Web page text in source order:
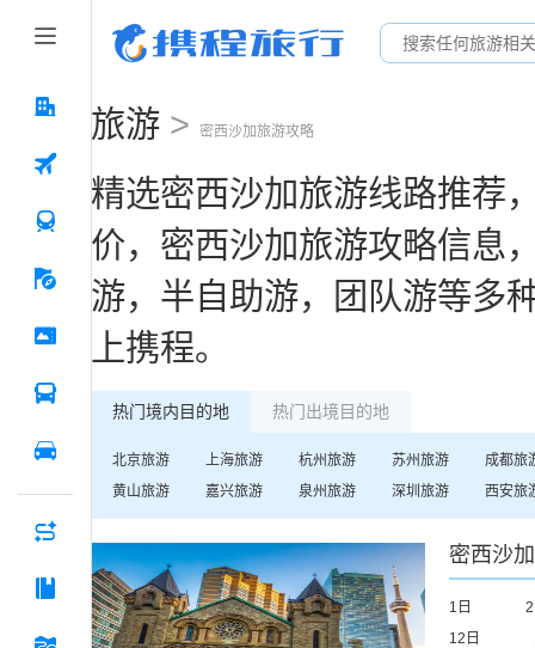
旅游 > 密西沙加旅游攻略
精选密西沙加旅游线路推荐
价， 密西沙加旅游攻略信息
游，半自助游，团队游等多
上携程。
热门境内目的地 热门出境目的地
北京旅游 上海旅游 杭州旅游 苏州旅游 成都旅
黄山旅游 嘉兴旅游 泉州旅游 深圳 旅游 西安旅
密西沙加
1日
12日